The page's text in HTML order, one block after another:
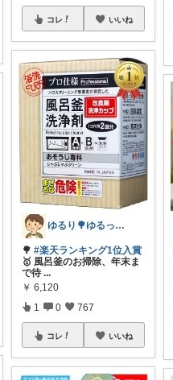
コレ いいね
ゆるり🌳ゆるっと暮らし整える🧺🫕
🌳#楽天ランキング1位入賞
🥇 風呂釜のお掃除、年末ま
で待 ...
￥ 6,120
1 0 767
コレ いいね